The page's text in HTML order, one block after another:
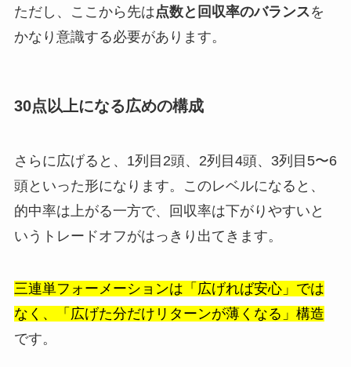
ただし、ここから先は点数と回収率のバランスを
かなり意識する必要があります。
30点以上になる広めの構成
さらに広げると、1列目2頭、2列目4頭、3列目5〜6
頭といった形になります。このレベルになると、
的中率は上がる一方で、回収率は下がりやすいと
いうトレードオフがはっきり出てきます。
三連単フォーメーションは「広げれば安心」では
なく、「広げた分だけリターンが薄くなる」構造
です。